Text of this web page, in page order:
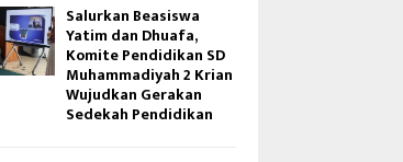
Salurkan Beasiswa
Yatim dan Dhuafa,
Komite Pendidikan SD
Muhammadiyah 2 Krian
Wujudkan Gerakan
Sedekah Pendidikan